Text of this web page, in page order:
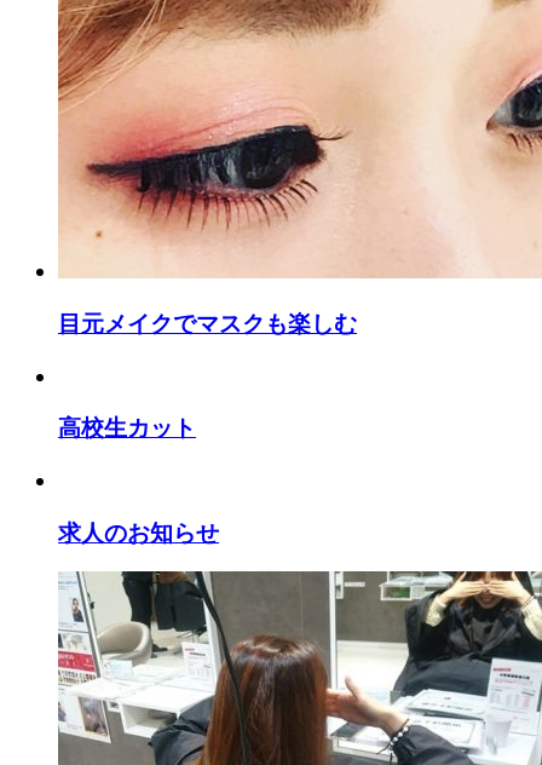
目元メイクでマスクも楽しむ
高校生カット
求人のお知らせ